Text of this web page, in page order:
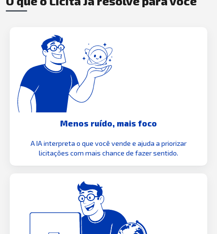
Menos ruído, mais foco
A IA interpreta o que você vende e ajuda a priorizar
licitações com mais chance de fazer sentido.